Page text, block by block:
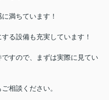
満ちています！
る設備も充実しています！
すので、まずは実際に見てい
相談ください。